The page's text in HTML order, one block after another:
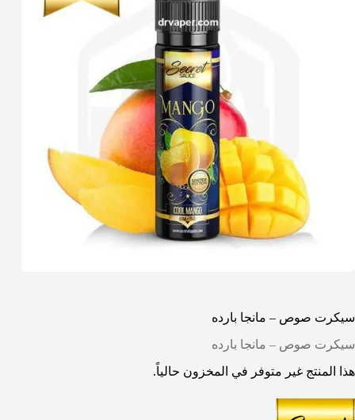
سيكرت صوص – مانجا بارده
سيكرت صوص – مانجا بارده
هذا المنتج غير متوفر في المخزون حالياً.